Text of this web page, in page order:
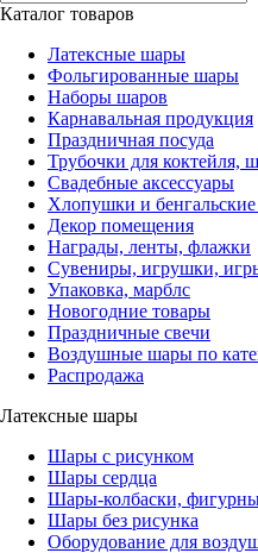
Каталог товаров
Латексные шары
Фольгированные шары
Наборы шаров
Карнавальная продукция
Праздничная посуда
Трубочки для коктейля,
Свадебные аксессуары
Хлопушки и
Декор помещения
Награды, ленты, флажки
Сувениры, игрушки,
Упаковка, марблс
Новогодние товары
Праздничные свечи
Воздушные шары по
Распродажа
Латексные шары
Шары с рисунком
Шары сердца
Шары-колбаски,
Шары без рисунка
Оборудование для